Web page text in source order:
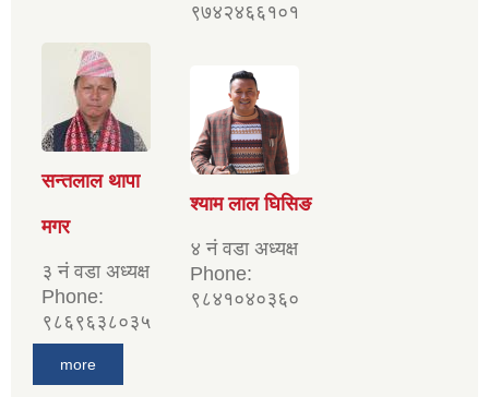
९७४२४६६१०१
सन्तलाल थापा
मगर
३ नं वडा अध्यक्ष
Phone:
९८६९६३८०३५
श्याम लाल घिसिङ
४ नं वडा अध्यक्ष
Phone:
९८४१०४०३६०
more